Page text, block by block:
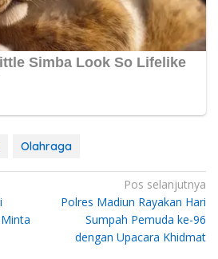
Olahraga
Pos selanjutnya
Polres Madiun Rayakan Hari
Sumpah Pemuda ke-96
dengan Upacara Khidmat